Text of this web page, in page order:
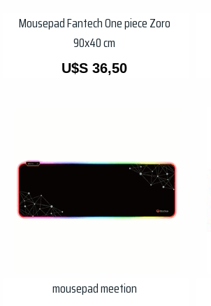
Mousepad Fantech One piece Zoro
90x40 cm
U$S 36,50
mousepad meetion